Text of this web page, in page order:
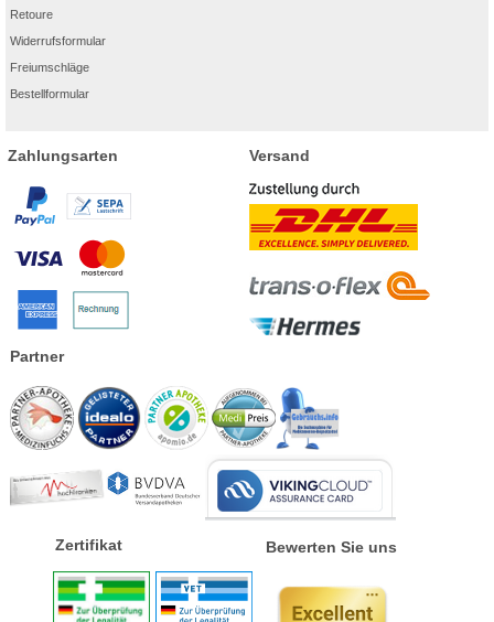
Retoure
Widerrufsformular
Freiumschläge
Bestellformular
Zahlungsarten Versand
Partner
Zertifikat Bewerten Sie uns